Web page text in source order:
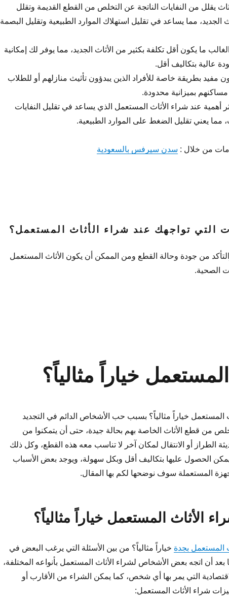
يقلل من النفايات الناتجة عن التخلص من القطع القديمة وتقلل
الجديد، مما يساعد في تقليل استهلاك الموارد الطبيعية وتقليل البصمة
ما يكون أقل تكلفة بكثير من الأثاث الجديد، مما يوفر لك إمكانية
عالية بتكاليف أقل.
مفيد بطريقة خاصة للأفراد الذين يبدؤون تأثيث منازلهم أو للطلاب
مساكنهم بميزانية محدودة.
أهمية عند شراء الأثاث المستعمل الذي يساعد في تقليل النفايات
مما يعني تقليل الضغط على الموارد الطبيعية.
من خلال : سدن سيرفس بالسعودية
التي تواجهك عند شراء الأثاث المستعمل؟
والتأكد من جودة وحالة القطع ومن الممكن أن يكون الأثاث المستعمل
الصحية.
خياراً مثالياً؟
المستعمل خياراً مثالياً؟ بسبب حب الأشخاص الدائم في التجديد
من قطع الأثاث الخاصة بهم بحالة جيدة، حتى أن يتمكنوا من
الطراز أو الانتقال لمكان آخر لا تناسب معه هذه القطع، وكل ذلك
يمكن الحصول عليها بتكاليف أقل وبكل سهولة، ويوجد بعض الأسباب
المستعملة سوف نوضحها لكم بها المقال.
الأثاث المستعمل خياراً مثالياً؟
المستعمل بجدة خياراً مثالياً؟ من بين الأسئلة التي يرغب البعض في
بعد أن اتجه بعض الأشخاص لشراء الأثاث المستعمل بأنواعه المختلفة،
التي يمر بها أي شخص، كما يمكن الشراء من الأقارب أو
شراء الأثاث المستعمل: